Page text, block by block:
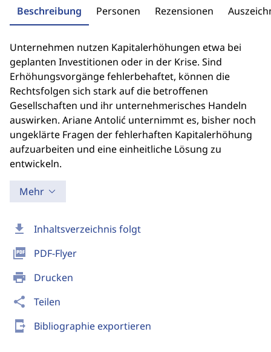
download Inhaltsverzeichnis folgt
picture_as_pdf PDF-Flyer
print Drucken
share Teilen
send_to_mobile Bibliographie exportieren
Beschreibung Personen Rezensionen
Unternehmen nutzen Kapitalerhöhungen etwa bei
geplanten Investitionen oder in der Krise. Sind
Erhöhungsvorgänge fehlerbehaftet, können die
Rechtsfolgen sich stark auf die betroffenen
Gesellschaften und ihr unternehmerisches Handeln
auswirken. Ariane Antolić unternimmt es, bisher noch
ungeklärte Fragen der fehlerhaften Kapitalerhöhung
aufzuarbeiten und eine einheitliche Lösung zu
entwickeln.
Mehr